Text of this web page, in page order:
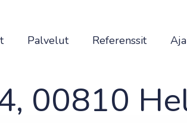
Palvelut Referenssit
00810